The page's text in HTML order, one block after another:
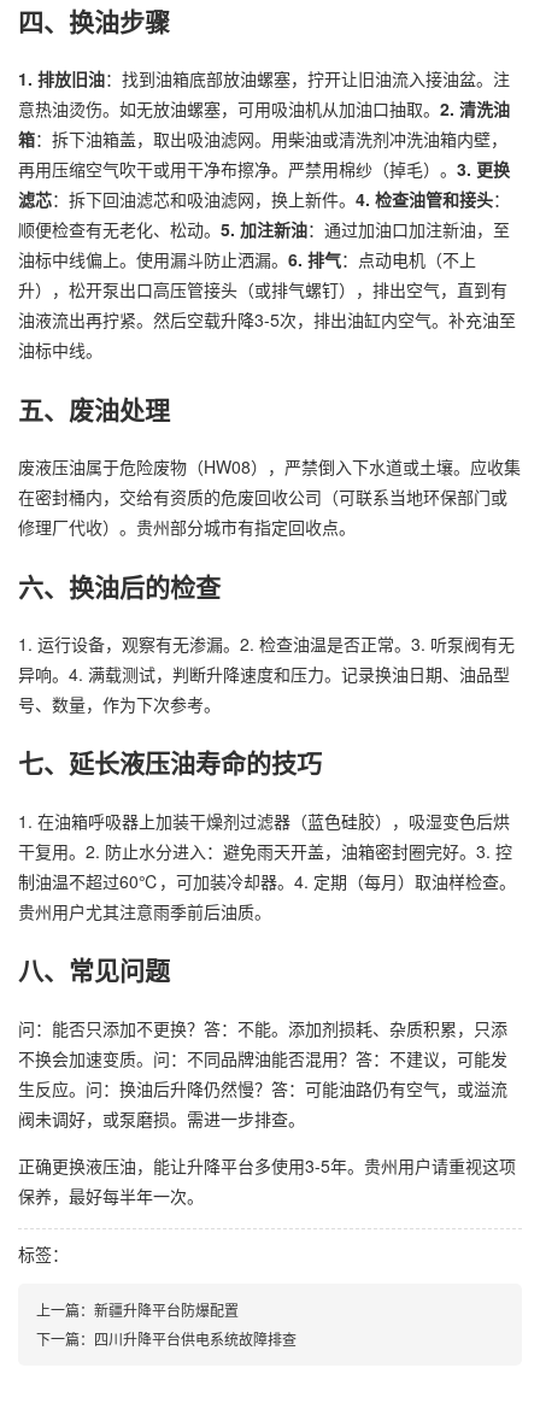
四、换油步骤
1. 排放旧油：找到油箱底部放油螺塞，拧开让旧油流入接油盆。注
意热油烫伤。如无放油螺塞，可用吸油机从加油口抽取。 2. 清洗油
箱：拆下油箱盖，取出吸油滤网。用柴油或清洗剂冲洗油箱内壁，
再用压缩空气吹干或用干净布擦净。严禁用棉纱（掉毛）。 3. 更换
滤芯：拆下回油滤芯和吸油滤网，换上新件。 4. 检查油管和接头：
顺便检查有无老化、松动。 5. 加注新油：通过加油口加注新油，至
油标中线偏上。使用漏斗防止洒漏。 6. 排气：点动电机（不上
升），松开泵出口高压管接头（或排气螺钉），排出空气，直到有
油液流出再拧紧。然后空载升降3-5次，排出油缸内空气。补充油至
油标中线。
五、废油处理
废液压油属于危险废物（HW08），严禁倒入下水道或土壤。应收集
在密封桶内，交给有资质的危废回收公司（可联系当地环保部门或
修理厂代收）。贵州部分城市有指定回收点。
六、换油后的检查
1. 运行设备，观察有无渗漏。2. 检查油温是否正常。3. 听泵阀有无
异响。4. 满载测试，判断升降速度和压力。记录换油日期、油品型
号、数量，作为下次参考。
七、延长液压油寿命的技巧
1. 在油箱呼吸器上加装干燥剂过滤器（蓝色硅胶），吸湿变色后烘
干复用。2. 防止水分进入：避免雨天开盖，油箱密封圈完好。3. 控
制油温不超过60℃，可加装冷却器。4. 定期（每月）取油样检查。
贵州用户尤其注意雨季前后油质。
八、常见问题
问：能否只添加不更换？答：不能。添加剂损耗、杂质积累，只添
不换会加速变质。问：不同品牌油能否混用？答：不建议，可能发
生反应。问：换油后升降仍然慢？答：可能油路仍有空气，或溢流
阀未调好，或泵磨损。需进一步排查。
正确更换液压油，能让升降平台多使用3-5年。贵州用户请重视这项
保养，最好每半年一次。
标签：
上一篇： 新疆升降平台防爆配置
下一篇： 四川升降平台供电系统故障排查